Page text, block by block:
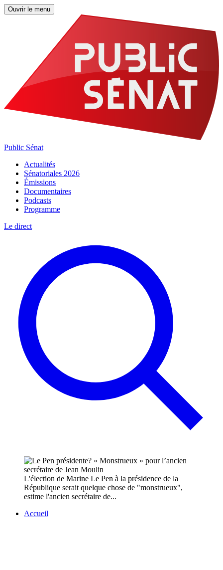
Ouvrir le menu
Public Sénat
Actualités
Sénatoriales 2026
Émissions
Documentaires
Podcasts
Programme
Le direct
L'élection de Marine Le Pen à la présidence de la
République serait quelque chose de "monstrueux",
estime l'ancien secrétaire de...
Accueil